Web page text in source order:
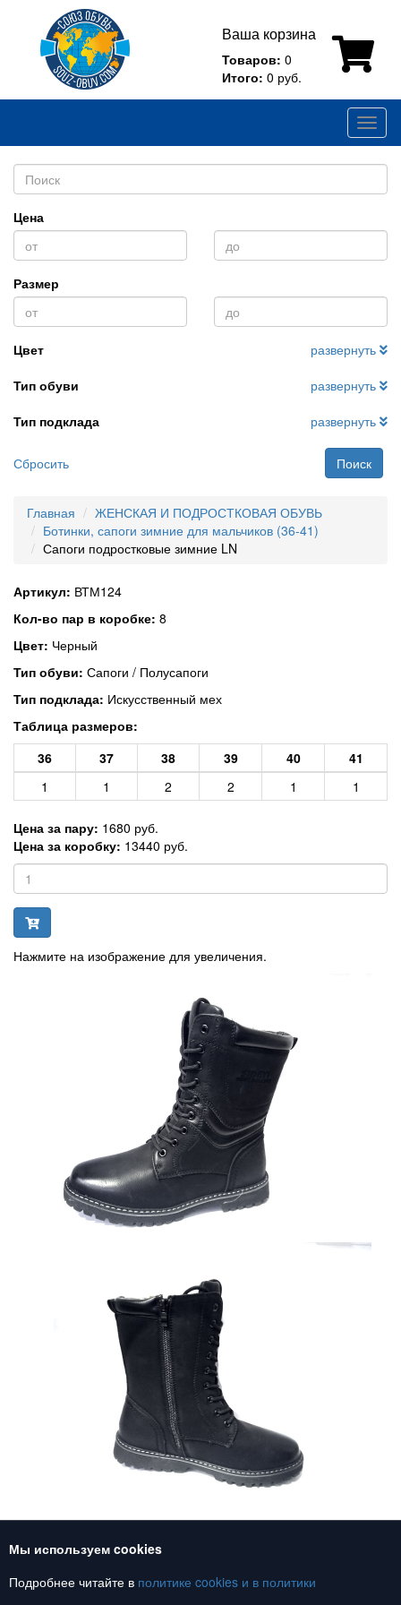
Ваша корзина
Товаров: 0
Итого: 0 руб.
Цена
Размер
Цвет
развернуть
Тип обуви
развернуть
Тип подклада
развернуть
Сбросить Поиск
Главная
ЖЕНСКАЯ И ПОДРОСТКОВАЯ ОБУВЬ
Ботинки, сапоги зимние для мальчиков (36-41)
Сапоги подростковые зимние LN
Артикул: ВТМ124
Кол-во пар в коробке: 8
Цвет: Черный
Тип обуви: Сапоги / Полусапоги
Тип подклада: Искусственный мех
Таблица размеров:
36
37 38 39 40
41
1
1 2 2 1 1
Цена за пару: 1680 руб.
Цена за коробку: 13440 руб.
Нажмите на изображение для увеличения.
Союз обувь, обувь оптом
Мы используем cookies
Подробнее читайте в политике cookies и в политики